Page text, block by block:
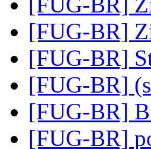
[FUG-BR]
[FUG-BR]
[FUG-BR]
[FUG-BR]
[FUG-BR]